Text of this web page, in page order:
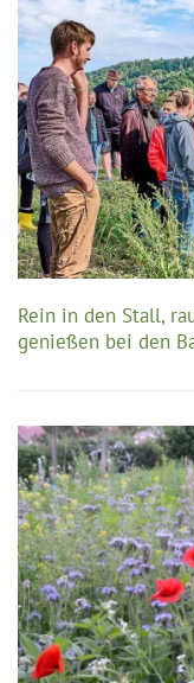
Rein in den Stall,
genießen bei den